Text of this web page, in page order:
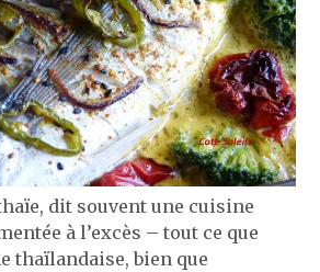
dit souvent une cuisine
à l’excès – tout ce que
thaïlandaise, bien que